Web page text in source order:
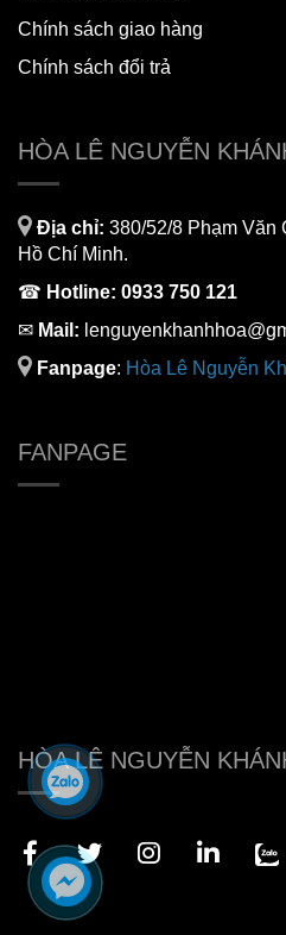
Chính sách giao hàng
Chính sách đổi trả
HÒA LÊ NGUYỄN
Địa chỉ: 380/52/8 Phạm Văn
Hồ Chí Minh.
☎ Hotline: 0933 750 121
✉ Mail:
Fanpage: Hòa Lê Nguyễn
FANPAGE
HÒA LÊ NGUYỄN